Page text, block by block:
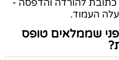
כתובת להורדה והדפסה -
שממלאים טופס